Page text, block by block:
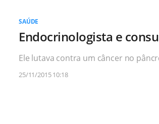
SAÚDE
Endocrinologista e
Ele lutava contra um câncer no
25/11/2015 10:18